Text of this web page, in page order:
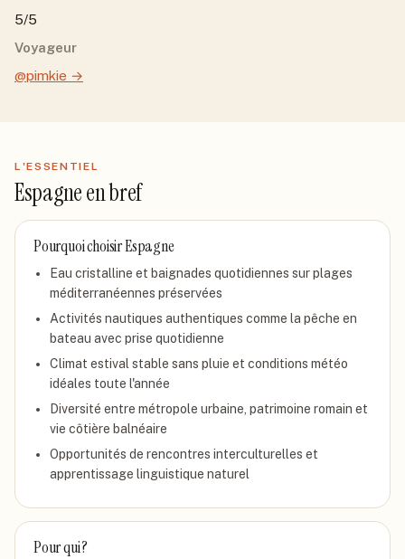
5/5
Voyageur
@pimkie →
L'ESSENTIEL
Espagneen bref
Pourquoi choisirEspagne
Eau cristalline et baignades quotidiennes sur plages
méditerranéennes préservées
Activités nautiques authentiques comme la pêche en
bateau avec prise quotidienne
Climat estival stable sans pluie et conditions météo
idéales toute l'année
Diversité entre métropole urbaine, patrimoine romain et
vie côtière balnéaire
Opportunités de rencontres interculturelles et
apprentissage linguistique naturel
Pour qui ?